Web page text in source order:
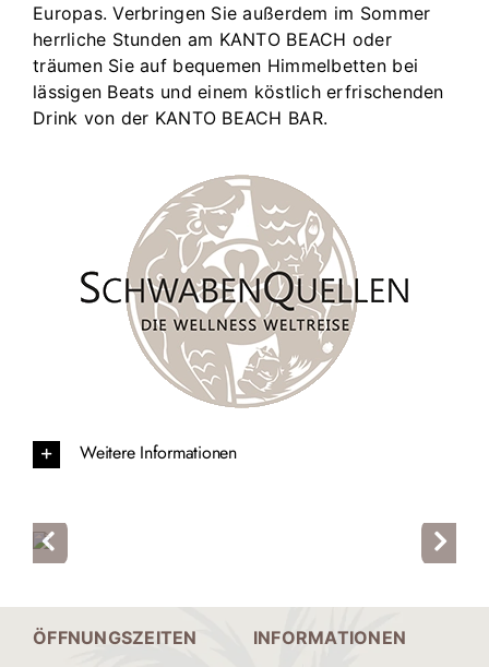
Europas. Verbringen Sie außerdem im Sommer
herrliche Stunden am KANTO BEACH oder
träumen Sie auf bequemen Himmelbetten bei
lässigen Beats und einem köstlich erfrischenden
Drink von der KANTO BEACH BAR.
Weitere Informationen
ÖFFNUNGSZEITEN INFORMATIONEN